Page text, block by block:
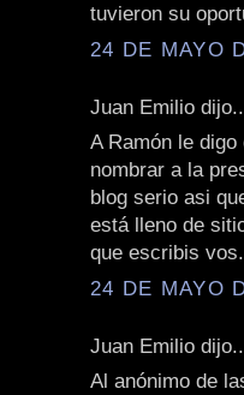
tuvieron su
24 DE MAYO
Juan Emilio
A Ramón le
nombrar a la
blog serio asi
está lleno de
que escribis vos.
24 DE MAYO
Juan Emilio
Al anónimo de